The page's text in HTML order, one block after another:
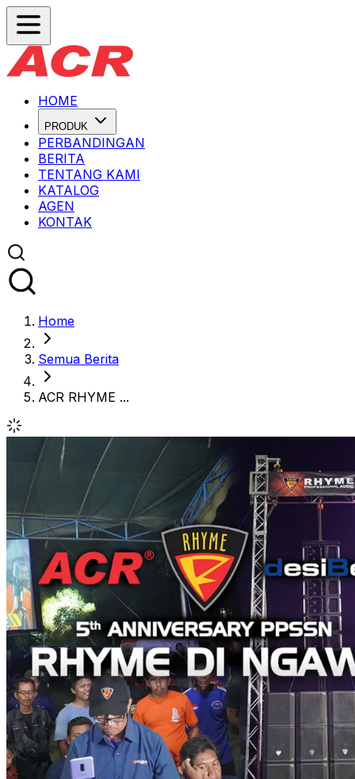
HOME
PRODUK
PERBANDINGAN
BERITA
TENTANG KAMI
KATALOG
AGEN
KONTAK
Home
Semua Berita
ACR RHYME ...